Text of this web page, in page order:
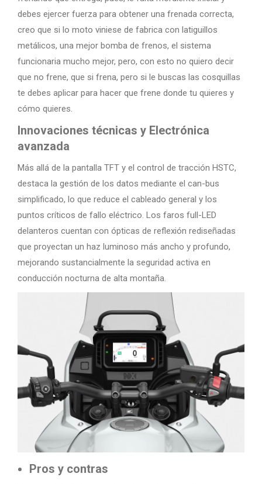
debes ejercer fuerza para obtener una frenada correcta,
creo que si lo moto viniese de fabrica con latiguillos
metálicos, una mejor bomba de frenos, el sistema
funcionaria mucho mejor, pero, con esto no quiero decir
que no frene, que si frena, pero si le buscas las cosquillas
te debes aplicar para hacer que frene donde tu quieres y
cómo quieres.
Innovaciones técnicas y Electrónica
avanzada
Más allá de la pantalla TFT y el control de tracción HSTC,
destaca la gestión de los datos mediante el can-bus
simplificado, lo que reduce el cableado general y los
puntos críticos de fallo eléctrico. Los faros full-LED
delanteros cuentan con ópticas de reflexión rediseñadas
que proyectan un haz luminoso más ancho y profundo,
mejorando sustancialmente la seguridad activa en
conducción nocturna de alta montaña.
Pros y contras